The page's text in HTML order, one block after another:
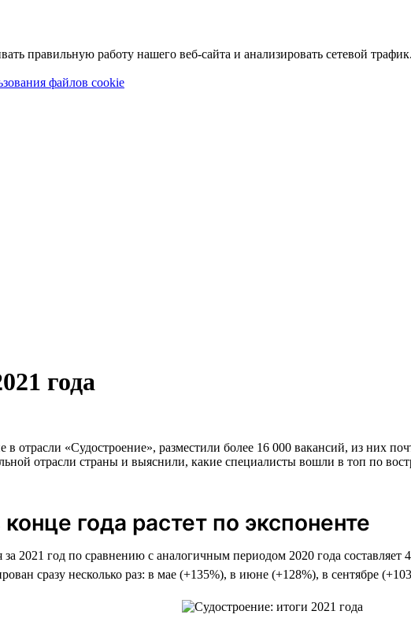
правильную работу нашего веб-сайта и анализировать сетевой трафик.
файлов cookie
года
отрасли «Судостроение», разместили более 16 000 вакансий, из них
отрасли страны и выяснили, какие специалисты вошли в топ по
года растет по экспоненте
2021 год по сравнению с аналогичным периодом 2020 года
сразу несколько раз: в мае (+135%), в июне (+128%), в сентябре